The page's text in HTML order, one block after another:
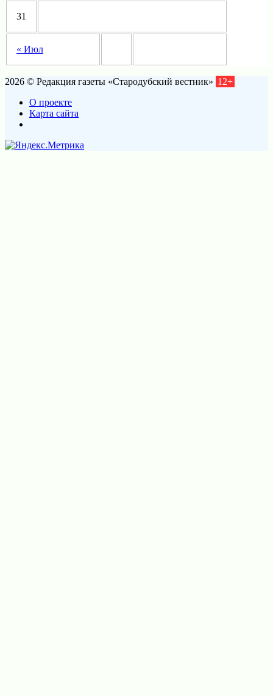
« Июл
31
2026 © Редакция газеты «Стародубский вестник» 12+
О проекте
Карта сайта